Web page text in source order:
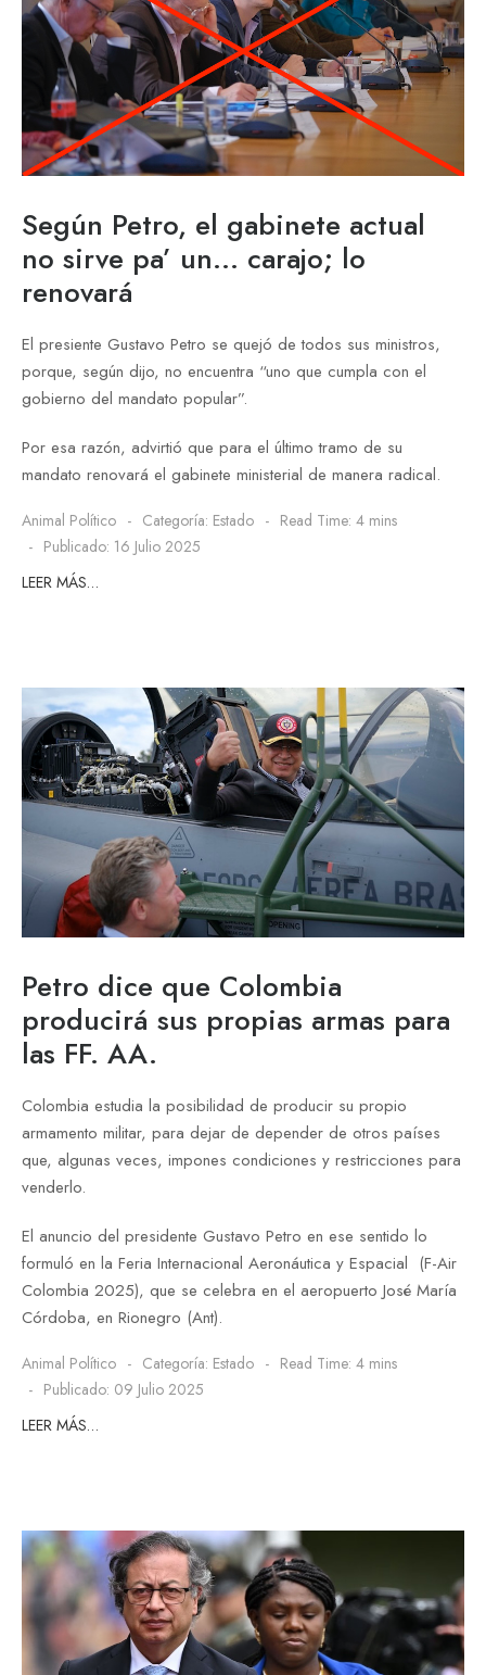
Según Petro, el gabinete actual
no sirve pa’ un… carajo; lo
renovará
El presiente Gustavo Petro se quejó de todos sus ministros,
porque, según dijo, no encuentra “uno que cumpla con el
gobierno del mandato popular”.
Por esa razón, advirtió que para el último tramo de su
mandato renovará el gabinete ministerial de manera radical.
Animal Político Categoría: Estado
Read Time: 4 mins
Publicado: 16 Julio 2025
LEER MÁS…
Petro dice que Colombia
producirá sus propias armas para
las FF. AA.
Colombia estudia la posibilidad de producir su propio
armamento militar, para dejar de depender de otros países
que, algunas veces, impones condiciones y restricciones para
venderlo.
El anuncio del presidente Gustavo Petro en ese sentido lo
formuló en la Feria Internacional Aeronáutica y Espacial (F-Air
Colombia 2025), que se celebra en el aeropuerto José María
Córdoba, en Rionegro (Ant).
Animal Político Categoría: Estado
Read Time: 4 mins
Publicado: 09 Julio 2025
LEER MÁS…